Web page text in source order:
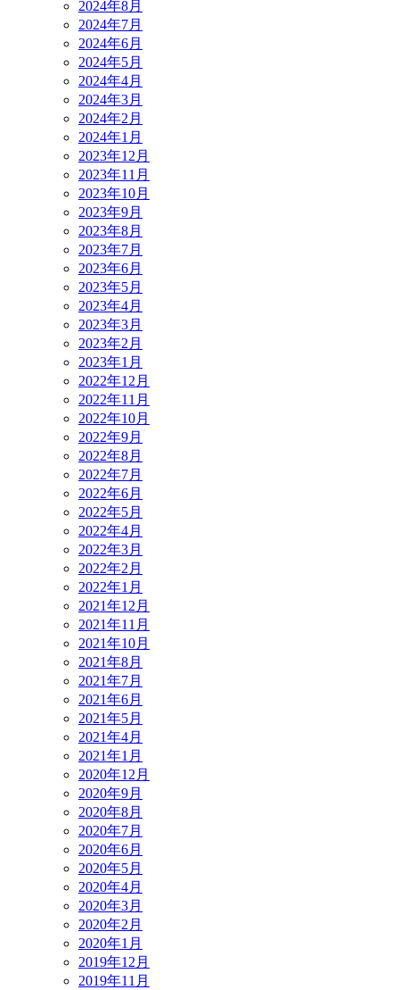
2024年8月
2024年7月
2024年6月
2024年5月
2024年4月
2024年3月
2024年2月
2024年1月
2023年12月
2023年11月
2023年10月
2023年9月
2023年8月
2023年7月
2023年6月
2023年5月
2023年4月
2023年3月
2023年2月
2023年1月
2022年12月
2022年11月
2022年10月
2022年9月
2022年8月
2022年7月
2022年6月
2022年5月
2022年4月
2022年3月
2022年2月
2022年1月
2021年12月
2021年11月
2021年10月
2021年8月
2021年7月
2021年6月
2021年5月
2021年4月
2021年1月
2020年12月
2020年9月
2020年8月
2020年7月
2020年6月
2020年5月
2020年4月
2020年3月
2020年2月
2020年1月
2019年12月
2019年11月